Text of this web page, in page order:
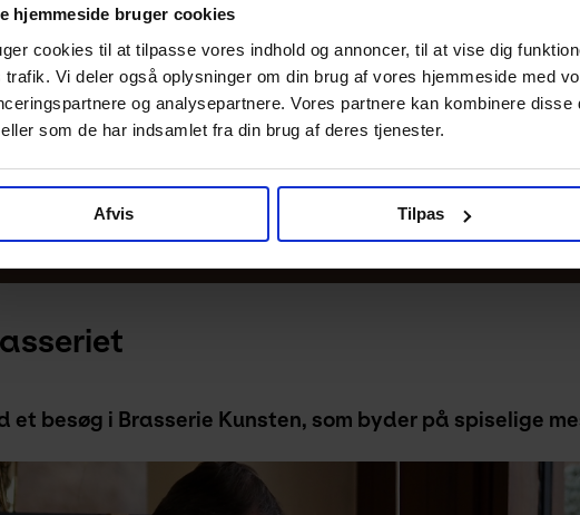
hjemmeside bruger cookies
cookies til at tilpasse vores indhold og annoncer, til at vise dig
trafik. Vi deler også oplysninger om din brug af vores hjemmeside med
og analysepartnere. Vores partnere kan kombinere
som de har indsamlet fra din brug af deres tjenester.
Afvis Tilpas
forudgående viden.
museet fra kl. 10. Du er velkommen til at komme tidligt og
fri entré til museet året rundt og betaler den laveste pris for
i Kunstenskalender. Skriv dig op til Kunstensnyhedsbrev
i tilfælde af aflysning.
et besøg i Brasserie Kunsten, som byder på spiselige